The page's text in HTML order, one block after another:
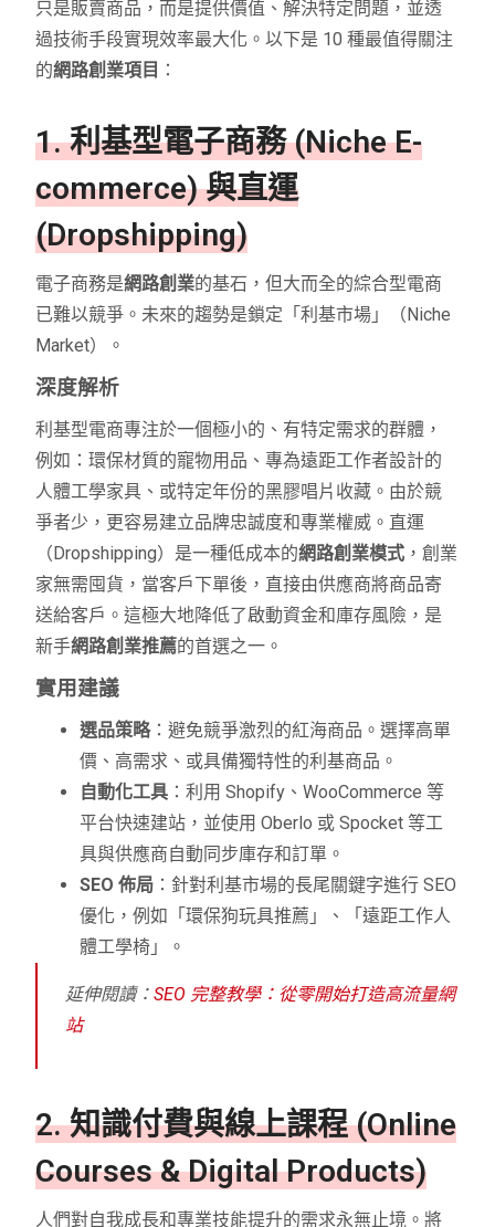
只是販賣商品，而是提供價值、解決特定問題，並透
過技術手段實現效率最大化。以下是 10 種最值得關注
的網路創業項目 ：
1. 利基型電子商務 (Niche E-
commerce) 與直運
(Dropshipping)
電子商務是網路創業的基石，但大而全的綜合型電商
已難以競爭。未來的趨勢是鎖定「利基市場」（Niche
Market）。
深度解析
利基型電商專注於一個極小的、有特定需求的群體，
例如：環保材質的寵物用品、專為遠距工作者設計的
人體工學家具、或特定年份的黑膠唱片收藏。由於競
爭者少，更容易建立品牌忠誠度和專業權威。直運
（Dropshipping）是一種低成本的網路創業模式 ，創業
家無需囤貨，當客戶下單後，直接由供應商將商品寄
送給客戶。這極大地降低了啟動資金和庫存風險，是
新手網路創業推薦的首選之一。
實用建議
選品策略：避免競爭激烈的紅海商品。選擇高單
價、高需求、或具備獨特性的利基商品。
自動化工具 ：利用 Shopify、WooCommerce 等
平台快速建站，並使用 Oberlo 或 Spocket 等工
具與供應商自動同步庫存和訂單。
SEO 佈局 ：針對利基市場的長尾關鍵字進行 SEO
優化，例如「環保狗玩具推薦」、「遠距工作人
體工學椅」。
延伸閱讀：SEO 完整教學：從零開始打造高流量網
站
2. 知識付費與線上課程 (Online
Courses & Digital Products)
人們對自我成長和專業技能提升的需求永無止境。將